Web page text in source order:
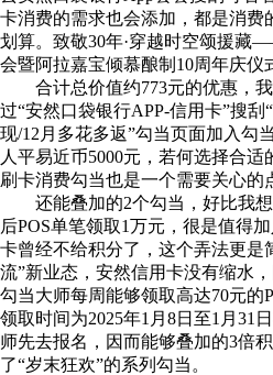
卡消费的需求也会添加，都是消费
划算。致敬30年·穿越时空颂援藏
会暨阿拉嘉宝倾慕酿制10周年庆仪
合计总价值约773元的优惠，我
过“安然口袋银行APP-信用卡”搜刮
现/12月多花多返”勾当页面加入勾
人平易近币5000元，若何选择合
刷卡消费勾当也是一个需要关心的
还能叠加的2个勾当，好比我想
后POS单笔领取1万元，很是值得
卡曾经不给积分了，这个弄法更是
流”新业态，安然信用卡没有缩水
勾当大师每周能够领取高达70元的
领取时间为2025年1月8日至1月31
师先去报名，因而能够叠加的3倍
了“岁末狂欢”的系列勾当。